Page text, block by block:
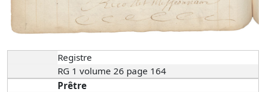
Registre
RG 1 volume 26 page 164
Prêtre